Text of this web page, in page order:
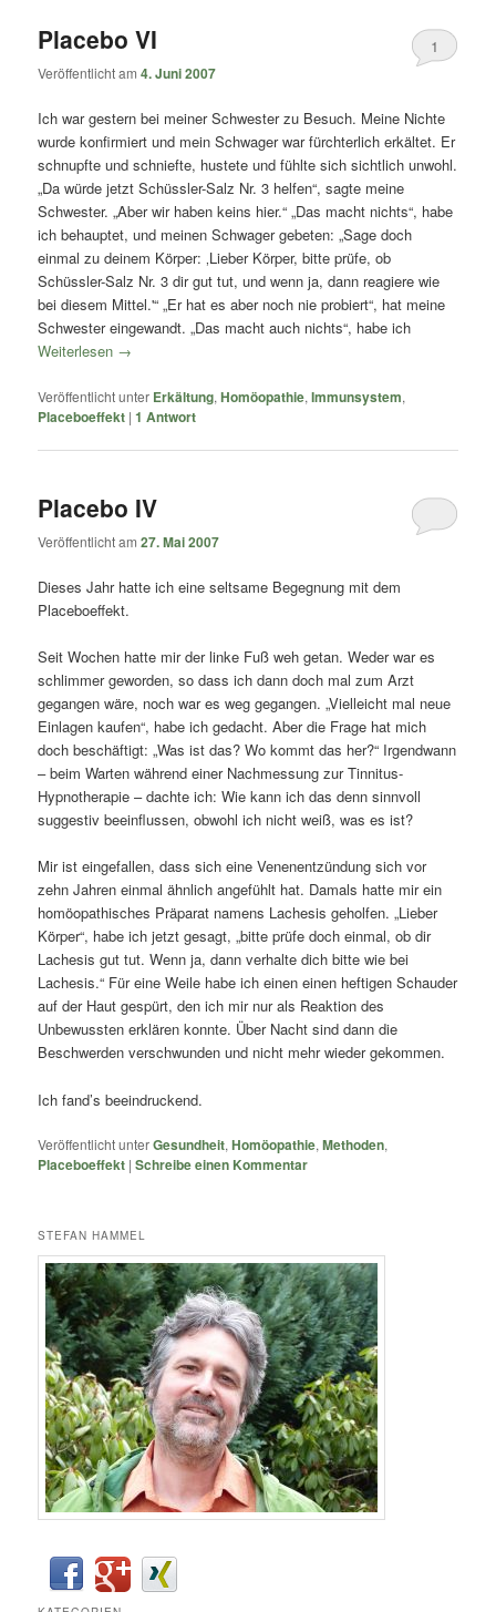
Placebo VI
Veröffentlicht am4. Juni 2007
1
Ich war gestern bei meiner Schwester zu Besuch. Meine Nichte
wurde konfirmiert und mein Schwager war fürchterlich erkältet. Er
schnupfte und schniefte, hustete und fühlte sich sichtlich unwohl.
„Da würde jetzt Schüssler-Salz Nr. 3 helfen“, sagte meine
Schwester. „Aber wir haben keins hier.“ „Das macht nichts“, habe
ich behauptet, und meinen Schwager gebeten: „Sage doch
einmal zu deinem Körper: ‚Lieber Körper, bitte prüfe, ob
Schüssler-Salz Nr. 3 dir gut tut, und wenn ja, dann reagiere wie
bei diesem Mittel.'“ „Er hat es aber noch nie probiert“, hat meine
Schwester eingewandt. „Das macht auch nichts“, habe ich
Weiterlesen →
Veröffentlicht unter Erkältung,Homöopathie,Immunsystem,
Placeboeffekt |1 Antwort
Placebo IV
Veröffentlicht am27. Mai 2007
Dieses Jahr hatte ich eine seltsame Begegnung mit dem
Placeboeffekt.
Seit Wochen hatte mir der linke Fuß weh getan. Weder war es
schlimmer geworden, so dass ich dann doch mal zum Arzt
gegangen wäre, noch war es weg gegangen. „Vielleicht mal neue
Einlagen kaufen“, habe ich gedacht. Aber die Frage hat mich
doch beschäftigt: „Was ist das? Wo kommt das her?“ Irgendwann
– beim Warten während einer Nachmessung zur Tinnitus-
Hypnotherapie – dachte ich: Wie kann ich das denn sinnvoll
suggestiv beeinflussen, obwohl ich nicht weiß, was es ist?
Mir ist eingefallen, dass sich eine Venenentzündung sich vor
zehn Jahren einmal ähnlich angefühlt hat. Damals hatte mir ein
homöopathisches Präparat namens Lachesis geholfen. „Lieber
Körper“, habe ich jetzt gesagt, „bitte prüfe doch einmal, ob dir
Lachesis gut tut. Wenn ja, dann verhalte dich bitte wie bei
Lachesis.“ Für eine Weile habe ich einen einen heftigen Schauder
auf der Haut gespürt, den ich mir nur als Reaktion des
Unbewussten erklären konnte. Über Nacht sind dann die
Beschwerden verschwunden und nicht mehr wieder gekommen.
Ich fand’s beeindruckend.
Veröffentlicht unterGesundheit,Homöopathie,Methoden,
Placeboeffekt |Schreibe einen Kommentar
STEFAN HAMMEL